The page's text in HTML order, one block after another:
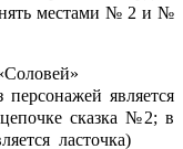
местами № 2 и №
является
сказка №2; в
ласточка)